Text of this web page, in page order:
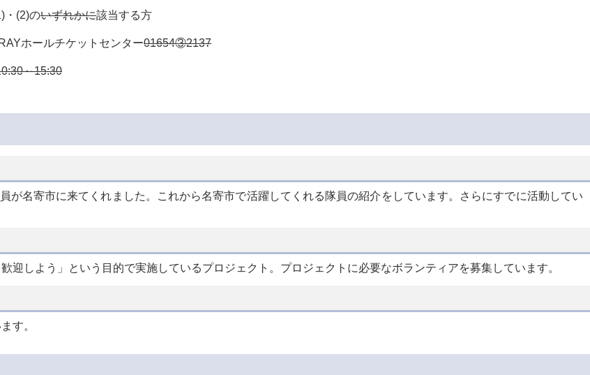
・(2)のいずれかに該当する方
ホールチケットセンター01654③2137
～15:30
が名寄市に来てくれました。これから名寄市で活躍してくれる隊員の紹介をしています。さらにすでに活動してい
迎しよう」という目的で実施しているプロジェクト。プロジェクトに必要なボランティアを募集しています。
す。